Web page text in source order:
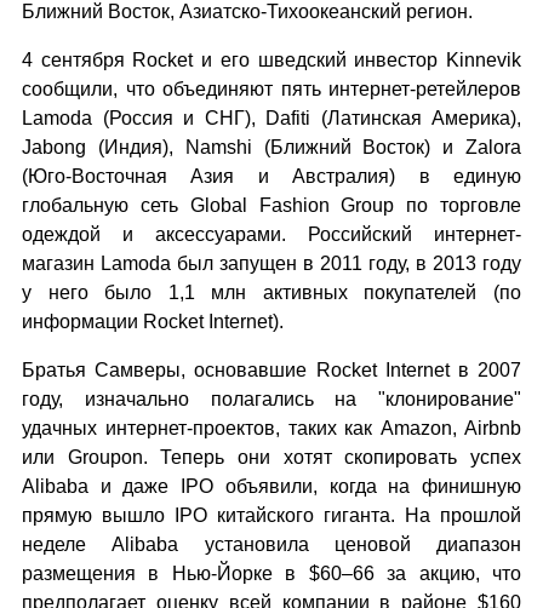
Ближний Восток, Азиатско-Тихоокеанский регион.
4 сентября Rocket и его шведский инвестор Kinnevik
сообщили, что объединяют пять интернет-ретейлеров
Lamoda (Россия и СНГ), Dafiti (Латинская Америка),
Jabong (Индия), Namshi (Ближний Восток) и Zalora
(Юго-Восточная Азия и Австралия) в единую
глобальную сеть Global Fashion Group по торговле
одеждой и аксессуарами. Российский интернет-
магазин Lamoda был запущен в 2011 году, в 2013 году
у него было 1,1 млн активных покупателей (по
информации Rocket Internet).
Братья Самверы, основавшие Rocket Internet в 2007
году, изначально полагались на "клонирование"
удачных интернет-проектов, таких как Amazon, Airbnb
или Groupon. Теперь они хотят скопировать успех
Alibaba и даже IPO объявили, когда на финишную
прямую вышло IPO китайского гиганта. На прошлой
неделе Alibaba установила ценовой диапазон
размещения в Нью-Йорке в $60–66 за акцию, что
предполагает оценку всей компании в районе $160